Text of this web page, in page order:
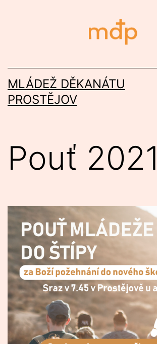
MLÁDEŽ DĚKANÁTU
PROSTĚJOV
Pouť 2021